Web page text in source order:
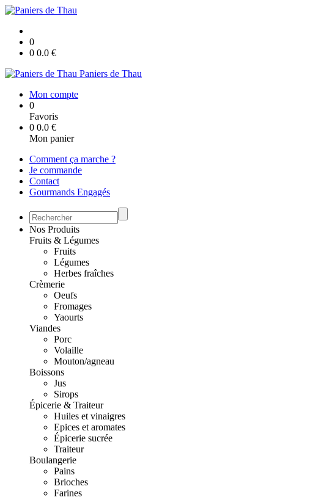
0
0 0.0 €
Paniers de Thau
Mon compte
0
Favoris
0 0.0 €
Mon panier
Comment ça marche ?
Je commande
Contact
Gourmands Engagés
Nos Produits
Fruits & Légumes
Fruits
Légumes
Herbes fraîches
Crèmerie
Oeufs
Fromages
Yaourts
Viandes
Porc
Volaille
Mouton/agneau
Boissons
Jus
Sirops
Épicerie & Traiteur
Huiles et vinaigres
Epices et aromates
Épicerie sucrée
Traiteur
Boulangerie
Pains
Brioches
Farines